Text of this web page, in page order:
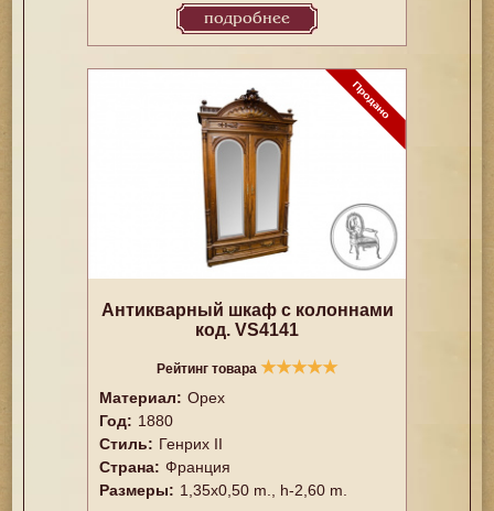
подробнее
Антикварный шкаф с колоннами
код. VS4141
Рейтинг товара ★★★★★
Материал: Орех
Год: 1880
Стиль: Генрих II
Страна: Франция
Размеры: 1,35x0,50 m., h-2,60 m.